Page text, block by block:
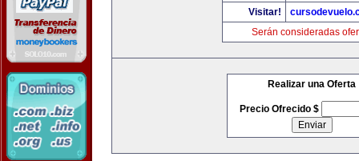
Visitar!
Serán consideradas
Realizar una Oferta
Precio Ofrecido $